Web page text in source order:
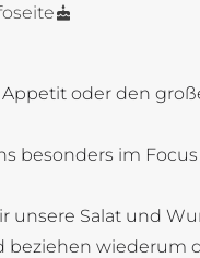
oder den
besonders im
unsere Salat und
beziehen wiederum